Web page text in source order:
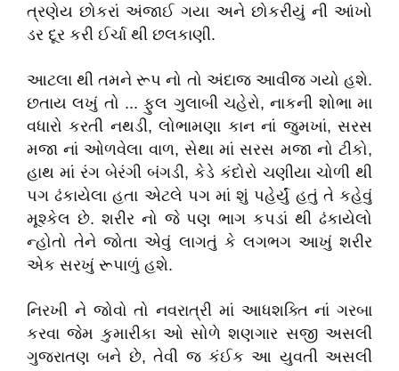
ત્રણેય છોકરાં અંજાઈ ગયા અને છોકરીયું ની આંખો
ડર દૂર કરી ઈર્ચા થી છલકાણી.
આટલા થી તમને રૂપ નો તો અંદાજ આવીજ ગયો હશે.
છતાય લખું તો ... ફુલ ગુલાબી ચહેરો, નાકની શોભા મા
વધારો કરતી નથડી, લોભામણા કાન નાં જુમખાં, સરસ
મજા નાં ઓળવેલા વાળ, સેથા માં સરસ મજા નો ટીકો,
હાથ માં રંગ બેરંગી બંગડી, કેડે કંદોરો ચણીયા ચોળી થી
પગ ઢંકાયેલા હતા એટલે પગ માં શું પહેર્યું હતું તે કહેવું
મૂશ્કેલ છે. શરીર નો જે પણ ભાગ કપડાં થી ઢંકાયેલો
ન્હોતો તેને જોતા એવું લાગતું કે લગભગ આખું શરીર
એક સરખું રૂપાળું હશે.
નિરખી ને જોવો તો નવરાત્રી માં આધશક્તિ નાં ગરબા
કરવા જેમ કુમારીકા ઓ સોળે શણગાર સજી અસલી
ગુજરાતણ બને છે, તેવી જ કંઈક આ યુવતી અસલી